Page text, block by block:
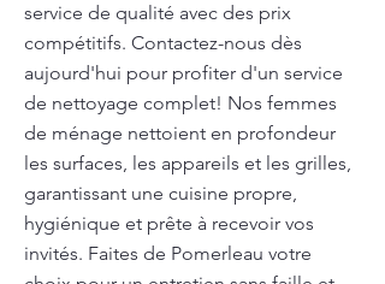
service de qualité avec des prix
compétitifs. Contactez-nous dès
aujourd'hui pour profiter d'un service
de nettoyage complet! Nos femmes
de ménage nettoient en profondeur
les surfaces, les appareils et les grilles,
garantissant une cuisine propre,
hygiénique et prête à recevoir vos
invités. Faites de Pomerleau votre